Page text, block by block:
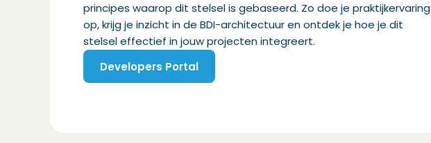
principes waarop dit stelsel is gebaseerd. Zo doe je praktijkervaring
op, krijgje inzicht in de BDI-architectuur en ontdekje hoe je dit
stelseleffectief injouwprojectenintegreert.
Developers Portal
(Opent in een nieuw venster)